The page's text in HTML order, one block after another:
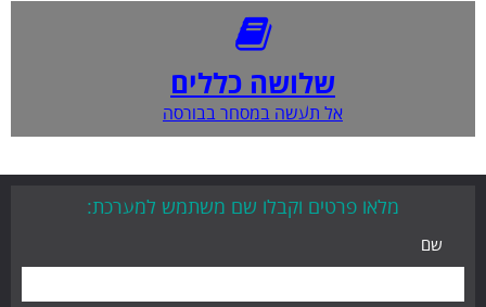
שלושה כללים
אל תעשה במסחר בבורסה
מלאו פרטים וקבלו שם משתמש למערכת:
שם